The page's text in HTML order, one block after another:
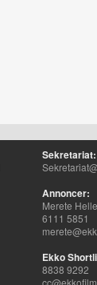
Sekretariat:
Annoncer:
Merete
6111 5851
Ekko
8838 9292